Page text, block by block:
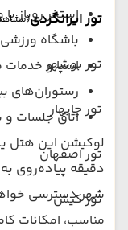
تور ایرانگردی
تور بوشهر
تور چابهار
تور اصفهان
تور کیش
استخر روباز
باشگاه
اسپا و خدمات
رستوران‌های
اتاق جلسات و
لوکیشن این هتل
دقیقه پیاده‌روی
شهر دسترسی